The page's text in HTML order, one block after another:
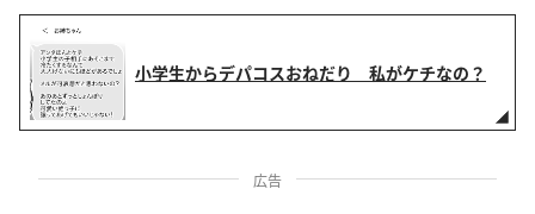
小学生からデパコスおねだり 私がケチなの？
広告